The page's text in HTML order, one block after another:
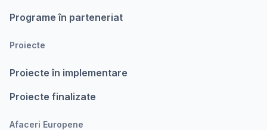
Programe în parteneriat
Proiecte
Proiecte în implementare
Proiecte finalizate
Afaceri Europene